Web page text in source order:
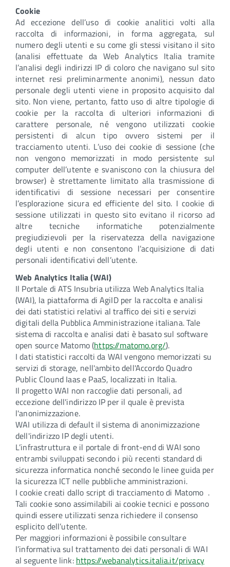
Cookie
Ad eccezione dell’uso di cookie analitici volti alla
raccolta di informazioni, in forma aggregata, sul
numero degli utenti e su come gli stessi visitano il sito
(analisi effettuate da Web Analytics Italia tramite
l’analisi degli indirizzi IP di coloro che navigano sul sito
internet resi preliminarmente anonimi), nessun dato
personale degli utenti viene in proposito acquisito dal
sito. Non viene, pertanto, fatto uso di altre tipologie di
cookie per la raccolta di ulteriori informazioni di
carattere personale, né vengono utilizzati cookie
persistenti di alcun tipo ovvero sistemi per il
tracciamento utenti. L’uso dei cookie di sessione (che
non vengono memorizzati in modo persistente sul
computer dell’utente e svaniscono con la chiusura del
browser) è strettamente limitato alla trasmissione di
identificativi di sessione necessari per consentire
l’esplorazione sicura ed efficiente del sito. I cookie di
sessione utilizzati in questo sito evitano il ricorso ad
altre tecniche informatiche potenzialmente
pregiudizievoli per la riservatezza della navigazione
degli utenti e non consentono l’acquisizione di dati
personali identificativi dell’utente.
Web Analytics Italia (WAI)
Il Portale di ATS Insubria utilizza Web Analytics Italia
(WAI), la piattaforma di AgiID per la raccolta e analisi
dei dati statistici relativi al traffico dei siti e servizi
digitali della Pubblica Amministrazione italiana. Tale
sistema di raccolta e analisi dati è basato sul software
open source Matomo (https://matomo.org/).
I dati statistici raccolti da WAI vengono memorizzati su
servizi di storage, nell'ambito dell'Accordo Quadro
Public Clound Iaas e PaaS, localizzati in Italia.
Il progetto WAI non raccoglie dati personali, ad
eccezione dell'indirizzo IP per il quale è prevista
l'anonimizzazione.
WAI utilizza di default il sistema di anonimizzazione
dell'indirizzo IP degli utenti.
L’infrastruttura e il portale di front-end di WAI sono
entrambi sviluppati secondo i più recenti standard di
sicurezza informatica nonché secondo le linee guida per
la sicurezza ICT nelle pubbliche amministrazioni.
I cookie creati dallo script di tracciamento di Matomo .
Tali cookie sono assimilabili ai cookie tecnici e possono
quindi essere utilizzati senza richiedere il consenso
esplicito dell’utente.
Per maggiori informazioni è possibile consultare
l’informativa sul trattamento dei dati personali di WAI
al seguente link: https://webanalytics.italia.it/privacy